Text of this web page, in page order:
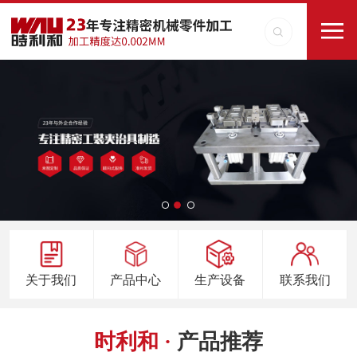
关于我们 产品中心 生产设备 联系我们
时利和 · 产品推荐